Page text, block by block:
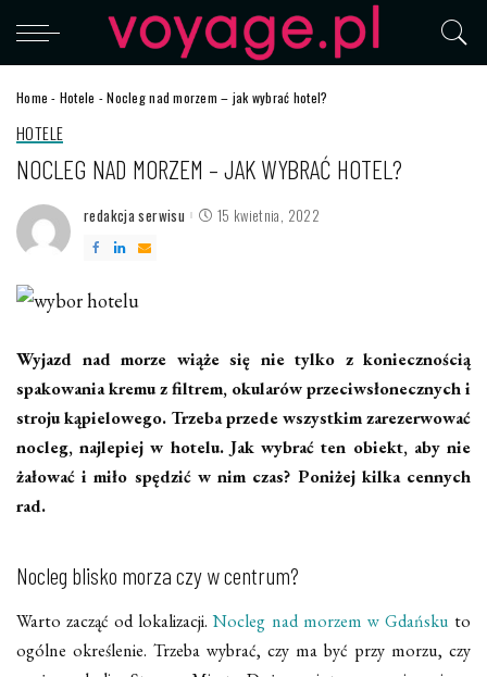
Home - Hotele -Nocleg nad morzem – jak wybrać hotel?
HOTELE
NOCLEG NAD MORZEM – JAK WYBRAĆ HOTEL?
Posted
redakcja serwisu 15 kwietnia, 2022
Wyjazd nad morze wiąże się nie tylko z koniecznością
spakowania kremu z filtrem, okularów przeciwsłonecznych i
stroju kąpielowego. Trzeba przede wszystkim zarezerwować
nocleg, najlepiej w hotelu. Jak wybrać ten obiekt, aby nie
żałować i miło spędzić w nim czas? Poniżej kilka cennych
rad.
Nocleg blisko morza czy w centrum?
Warto zacząć od lokalizacji.Nocleg nad morzem w Gdańsku to
ogólne określenie. Trzeba wybrać, czy ma być przy morzu, czy